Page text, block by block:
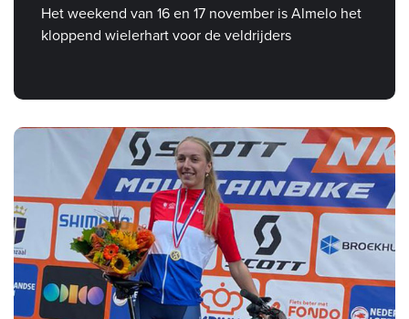
Het weekend van 16 en 17 november is Almelo het
kloppend wielerhart voor de veldrijders